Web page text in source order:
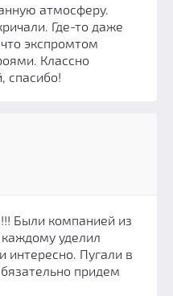
атмосферу.
Где-то даже
экспромтом
Классно
спасибо!
Были компанией из
уделил
интересно. Пугали в
придем